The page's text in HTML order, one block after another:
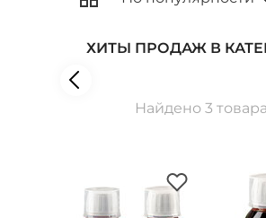
ХИТЫ ПРОДАЖ В
Найдено 3 товара